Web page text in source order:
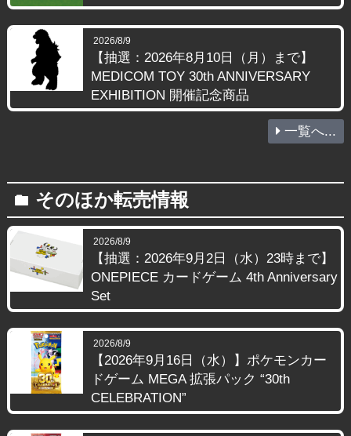
2026/8/9
【抽選：2026年8月10日（月）まで】
MEDICOM TOY 30th ANNIVERSARY
EXHIBITION 開催記念商品
一覧へ...
folder そのほか転売情報
2026/8/9
【抽選：2026年9月2日（水）23時まで】
ONEPIECE カードゲーム 4th Anniversary
Set
2026/8/9
【2026年9月16日（水）】ポケモンカー
ドゲーム MEGA 拡張パック “30th
CELEBRATION”